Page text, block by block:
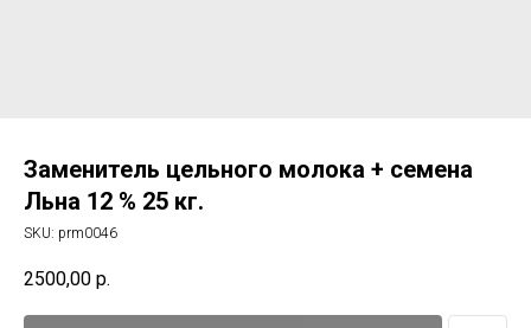
Заменитель цельного молока + семена
Льна 12 % 25 кг.
SKU: prm0046
2500,00 р.